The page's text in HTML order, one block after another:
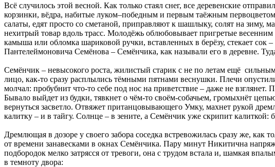
Всё случилось этой весной. Как только стаял снег, все деревенские
корзинки, вёдра, набитые луком–победным и первым таёжным
салаты, едят просто со сметаной, приправляют к шашлыку, солят на
нехитрый товар вдоль трасс. Молодёжь облюбовывает пригретые весенним
камыша или обломка шариковой ручки, вставленных в берёзу, стекает сок
Пантелеймоновича Семёнова – Семёнчика, как называли его в деревне.
Семёнчик – невысокого роста, жилистый старик с не по летам ещё
лицо, как-то сразу расплылись тёмными пятнами веснушки. Плечи
молчал: пробубнит что-то себе под нос на приветствие – даже не
Бывало выйдет из будки, тявкнет о чём-то своём-собачьем, громыхнёт
вернуться засветло. Отвяжет пританцовывающего Умку, махнет рукой
калитку – и в тайгу. Солнце – в зените, а Семёнчик уже скрипит
Дремлющая в дозоре у своего забора соседка встревожилась сразу же,
от времени занавесками в окнах Семёнчика. Пару минут Никитична
подбородок мелко затрясся от тревоги, она с трудом встала и, шамкая
в темноту двора: